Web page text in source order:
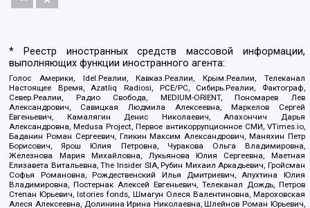
* Реестр иностранных средств массовой информации,
выполняющих функции иностранного агента:
Голос Америки, Idel.Реалии, Кавказ.Реалии, Крым.Реалии, Телеканал
Настоящее Время, Azatliq Radiosi, PCE/PC, Сибирь.Реалии, Фактограф,
Север.Реалии, Радио Свобода, MEDIUM-ORIENT, Пономарев Лев
Александрович, Савицкая Людмила Алексеевна, Маркелов Сергей
Евгеньевич, Камалягин Денис Николаевич, Апахончич Дарья
Александровна, Medusa Project, Первое антикоррупционное СМИ, VTimes.io,
Баданин Роман Сергеевич, Гликин Максим Александрович, Маняхин Петр
Борисович, Ярош Юлия Петровна, Чуракова Ольга Владимировна,
Железнова Мария Михайловна, Лукьянова Юлия Сергеевна, Маетная
Елизавета Витальевна, The Insider SIA, Рубин Михаил Аркадьевич, Гройсман
Софья Романовна, Рождественский Илья Дмитриевич, Апухтина Юлия
Владимировна, Постернак Алексей Евгеньевич, Телеканал Дождь, Петров
Степан Юрьевич, Istories fonds, Шмагун Олеся Валентиновна, Мароховская
Алеся Алексеевна, Долинина Ирина Николаевна, Шлейнов Роман Юрьевич,